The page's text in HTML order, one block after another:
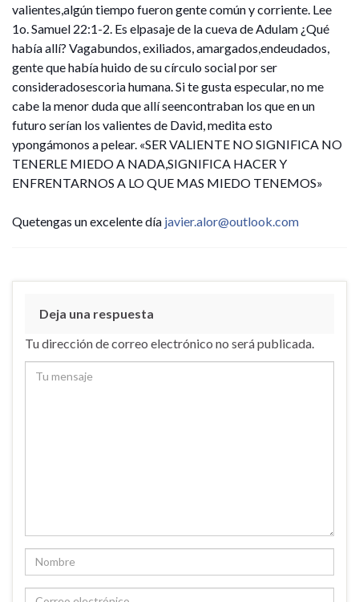
valientes,algún tiempo fueron gente común y corriente. Lee
1o. Samuel 22:1-2. Es elpasaje de la cueva de Adulam ¿Qué
había allí? Vagabundos, exiliados, amargados,endeudados,
gente que había huido de su círculo social por ser
consideradosescoria humana. Si te gusta especular, no me
cabe la menor duda que allí seencontraban los que en un
futuro serían los valientes de David, medita esto
ypongámonos a pelear. «SER VALIENTE NO SIGNIFICA NO
TENERLE MIEDO A NADA,SIGNIFICA HACER Y
ENFRENTARNOS A LO QUE MAS MIEDO TENEMOS»
Quetengas un excelente día javier.alor@outlook.com
Deja una respuesta
Tu dirección de correo electrónico no será publicada.